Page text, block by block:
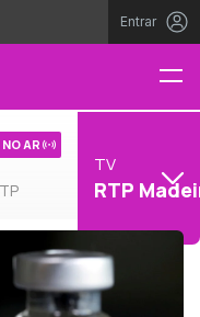
Entrar
NO AR
TV
RTP